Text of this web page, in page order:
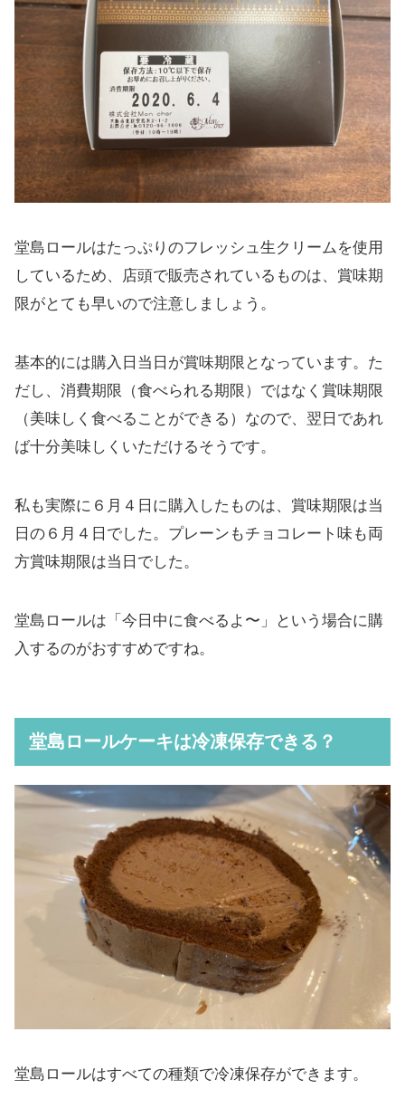
堂島ロールはたっぷりのフレッシュ生クリームを使用
しているため、店頭で販売されているものは、賞味期
限がとても早いので注意しましょう。
基本的には購入日当日が賞味期限となっています。た
だし、消費期限（食べられる期限）ではなく賞味期限
（美味しく食べることができる）なので、翌日であれ
ば十分美味しくいただけるそうです。
私も実際に６月４日に購入したものは、賞味期限は当
日の６月４日でした。プレーンもチョコレート味も両
方賞味期限は当日でした。
堂島ロールは「今日中に食べるよ〜」という場合に購
入するのがおすすめですね。
堂島ロールケーキは冷凍保存できる？
堂島ロールはすべての種類で冷凍保存ができます。